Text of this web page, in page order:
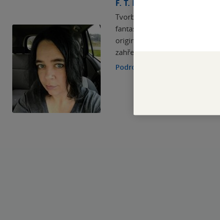
F. T. LUKENS
Tvorba americké spisovatelky
fantasy s LGBTQ tématikou
originální, rozmanité a plné
zahřejí u srdce. Fantasy román
Podrobnosti